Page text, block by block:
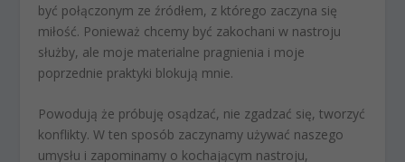
być połączonym ze źródłem, z którego zaczyna się
miłość. Ponieważ chcemy być zakochani w nastroju
służby, ale moje materialne pragnienia i moje
poprzednie praktyki blokują mnie.
Powodują że próbuję osądzać, nie zgadzać się, tworzyć
konflikty. W ten sposób zaczynamy używać naszego
umysłu i zapominamy o kochającym nastroju,